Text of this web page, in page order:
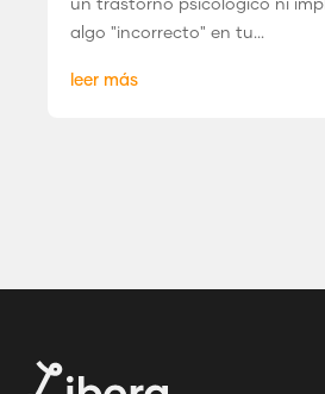
un trastorno psicológico ni
algo "incorrecto" en tu...
leer más